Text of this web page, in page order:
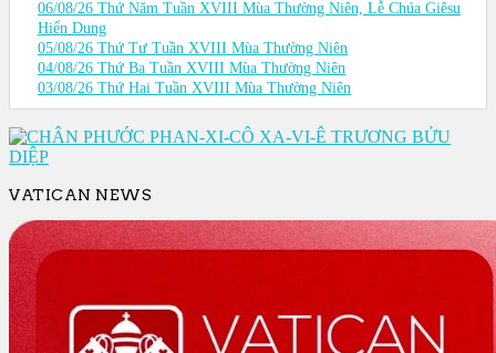
06/08/26 Thứ Năm Tuần XVIII Mùa Thường Niên, Lễ Chúa Giêsu
Hiển Dung
05/08/26 Thứ Tư Tuần XVIII Mùa Thường Niên
04/08/26 Thứ Ba Tuần XVIII Mùa Thường Niên
03/08/26 Thứ Hai Tuần XVIII Mùa Thường Niên
VATICAN NEWS